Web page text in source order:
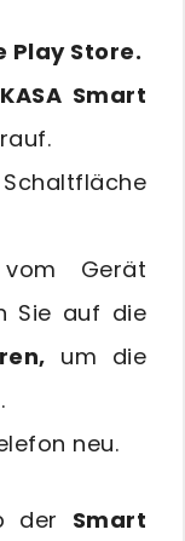
Play Store.
KASA Smart
Gerät
Sie auf die
um die
neu.
der Smart